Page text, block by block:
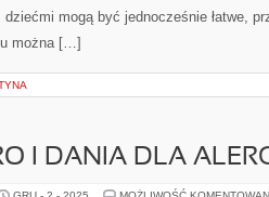
mogą być jednocześnie łatwe,
można […]
I DANIA DLA